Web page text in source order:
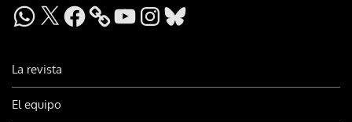
WhatsApp
X Facebook YouTubeInstagram
Bluesky
La revista
El equipo